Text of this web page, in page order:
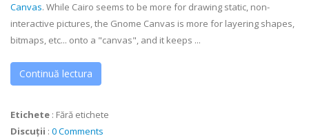
Canvas. While Cairo seems to be more for drawing static, non-
interactive pictures, the Gnome Canvas is more for layering shapes,
bitmaps, etc... onto a "canvas", and it keeps ...
Continuă lectura
Etichete : Fără etichete
Discuții : 0 Comments